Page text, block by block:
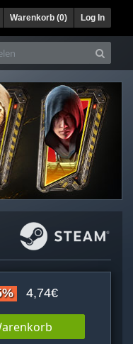
Warenkorb (0) Log In
4,74€